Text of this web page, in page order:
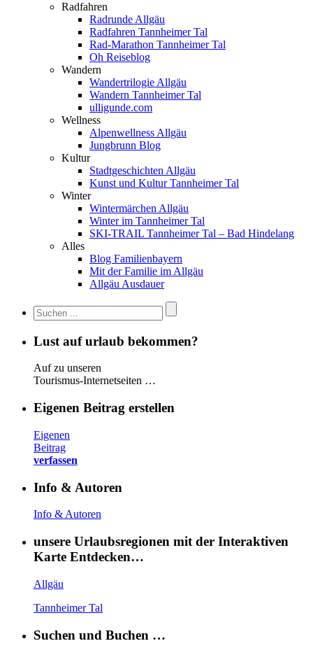
Radfahren
Radrunde Allgäu
Radfahren Tannheimer Tal
Rad-Marathon Tannheimer Tal
Oh Reiseblog
Wandern
Wandertrilogie Allgäu
Wandern Tannheimer Tal
ulligunde.com
Wellness
Alpenwellness Allgäu
Jungbrunn Blog
Kultur
Stadtgeschichten Allgäu
Kunst und Kultur Tannheimer Tal
Winter
Wintermärchen Allgäu
Winter im Tannheimer Tal
SKI-TRAIL Tannheimer Tal – Bad Hindelang
Alles
Blog Familienbayern
Mit der Familie im Allgäu
Allgäu Ausdauer
Lust auf urlaub bekommen?
Auf zu unseren
Tourismus-Internetseiten …
Eigenen Beitrag erstellen
Eigenen
Beitrag
verfassen
Info & Autoren
Info & Autoren
unsere Urlaubsregionen mit der Interaktiven
Karte Entdecken…
Allgäu
Tannheimer Tal
Suchen und Buchen …